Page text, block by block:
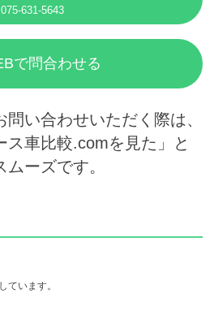
075-631-5643
で問合わせる
い合わせいただく際は、
ス車比較.comを見た」と
ーズです。
います。